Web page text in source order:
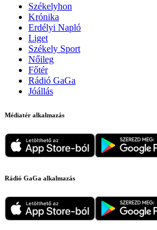
Székelyhon
Krónika
Erdélyi Napló
Liget
Székely Sport
Nőileg
Főtér
Rádió GaGa
Jóállás
Médiatér alkalmazás
Rádió GaGa alkalmazás